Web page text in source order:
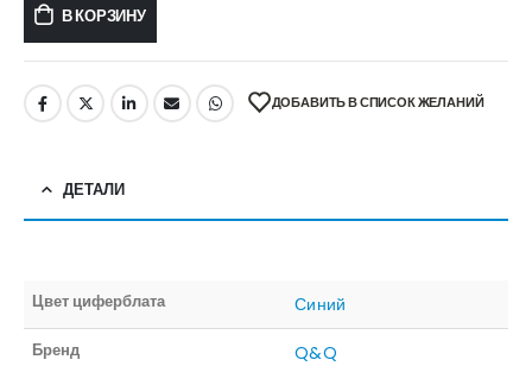
В КОРЗИНУ
ДОБАВИТЬ В СПИСОК ЖЕЛАНИЙ
ДЕТАЛИ
Цвет циферблата Синий
Бренд Q&Q